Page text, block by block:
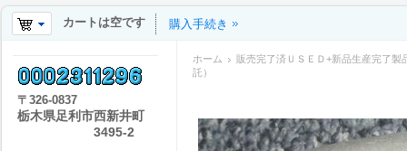
カートは空です 購入手続き
ホーム
販売完了済ＵＳＥＤ+新品生産完了製
託）
〒 326-0837
栃木県足利市西新井町
3495-2